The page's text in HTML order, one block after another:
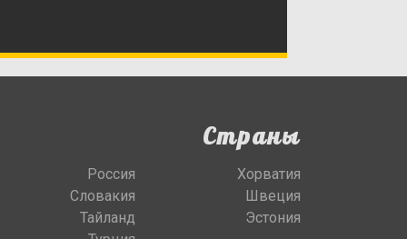
Страны
Россия
Словакия
Тайланд
Хорватия
Швеция
Эстония